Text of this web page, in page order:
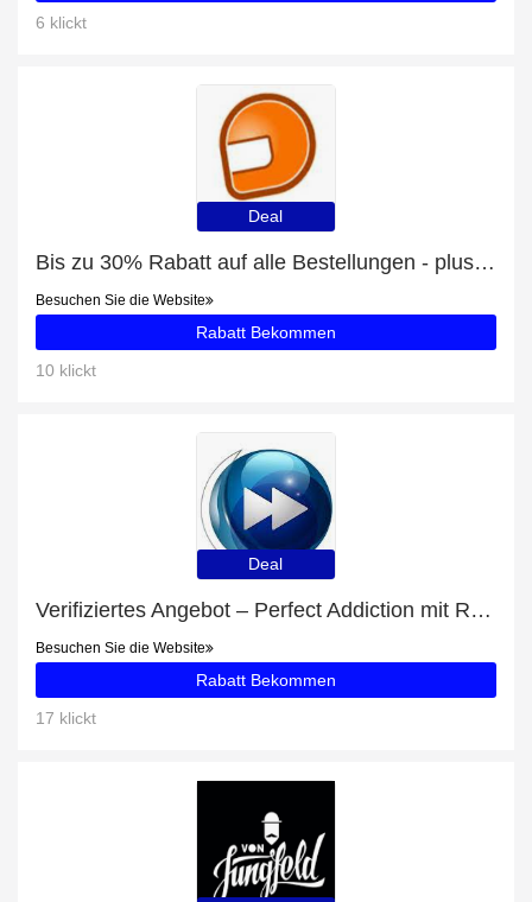
6 klickt
Deal
Bis zu 30% Rabatt auf alle Bestellungen - plus Top Gun Snapback mit 9% Rabatt
Besuchen Sie die Website
Rabatt Bekommen
10 klickt
Deal
Verifiziertes Angebot – Perfect Addiction mit Rabatten von bis zu 14%
Besuchen Sie die Website
Rabatt Bekommen
17 klickt